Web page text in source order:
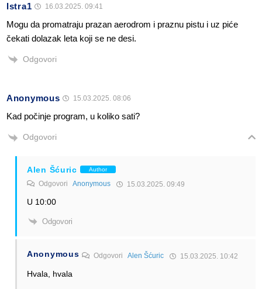
Istra1 16.03.2025. 09:41
Mogu da promatraju prazan aerodrom i praznu pistu i uz piće
čekati dolazak leta koji se ne desi.
Odgovori
Anonymous 15.03.2025. 08:06
Kad počinje program, u koliko sati?
Odgovori
Alen Šćuric Author
Odgovori Anonymous 15.03.2025. 09:49
U 10:00
Odgovori
Anonymous OdgovoriAlen Šćuric 15.03.2025. 10:42
Hvala, hvala